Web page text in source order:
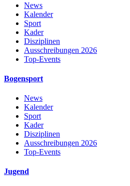
News
Kalender
Sport
Kader
Disziplinen
Ausschreibungen 2026
Top-Events
Bogensport
News
Kalender
Sport
Kader
Disziplinen
Ausschreibungen 2026
Top-Events
Jugend